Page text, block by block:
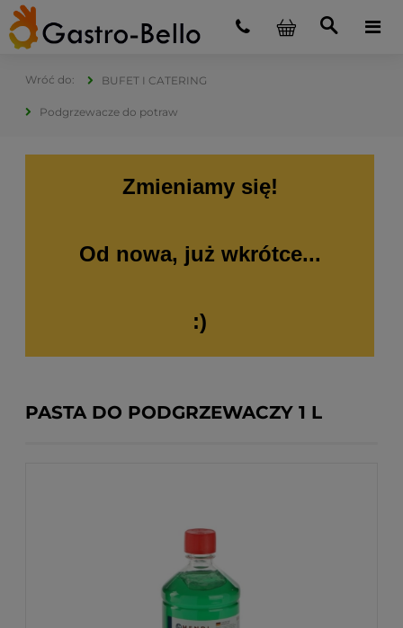
BUFET I CATERING
Podgrzewacze do potraw
Zmieniamy się!
Od nowa, już wkrótce...
:)
PASTA DO PODGRZEWACZY 1 L